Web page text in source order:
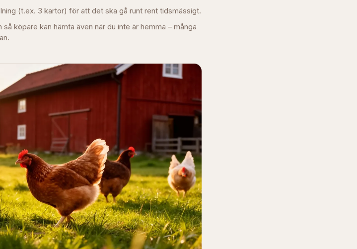
(t.ex. 3 kartor) för att det ska gå runt rent tidsmässigt.
köpare kan hämta även när du inte är hemma – många